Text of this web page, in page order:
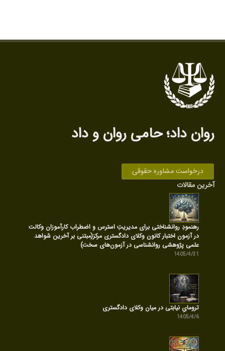
روان داد‌؛ حامی روان‌ و داد
درخواست مشاوره حقوقی
آخرین مقالات
رهنمودِ روانشناختی برای مدیریتِ استرس و اضطراب کارآموزان وکالت
در آزمون اختبار کانون وکلای دادگستری مرکز(مبتنی بر آخرین شواهد
علمی پژوهشی روانشناسی در آزمون‌های سخت)
1405/4/31
ترومایِ نیابتی در میان وکلای دادگستری
1405/4/6